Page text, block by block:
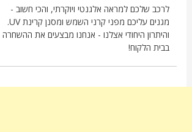
לרכב שלכם למראה אלגנטי ויוקרתי, והכי חשוב -
מגנים עליכם מפני קרני השמש ומסנן קרינת UV.
והיתרון היחודי אצלנו - אנחנו מבצעים את ההשחרה
בבית הלקוח!